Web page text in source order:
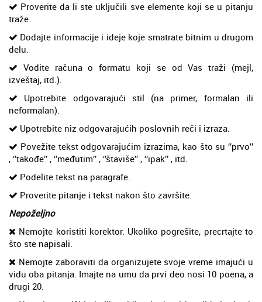
Proverite da li ste uključili sve elemente koji se u pitanju
traže.
Dodajte informacije i ideje koje smatrate bitnim u drugom
delu.
Vodite računa o formatu koji se od Vas traži (mejl,
izveštaj, itd.).
Upotrebite odgovarajući stil (na primer, formalan ili
neformalan).
Upotrebite niz odgovarajućih poslovnih reči i izraza.
Povežite tekst odgovarajućim izrazima, kao što su ‘’prvo’’
, ‘’takođe’’ , ‘’međutim’’ , ‘’štaviše’’ , ‘’ipak’’ , itd.
Podelite tekst na paragrafe.
Proverite pitanje i tekst nakon što završite.
Nepoželjno
Nemojte koristiti korektor. Ukoliko pogrešite, precrtajte to
što ste napisali.
Nemojte zaboraviti da organizujete svoje vreme imajući u
vidu oba pitanja. Imajte na umu da prvi deo nosi 10 poena, a
drugi 20.